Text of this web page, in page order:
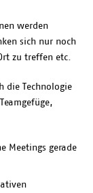
werden
sich nur noch
zu treffen etc.
die Technologie
Meetings gerade